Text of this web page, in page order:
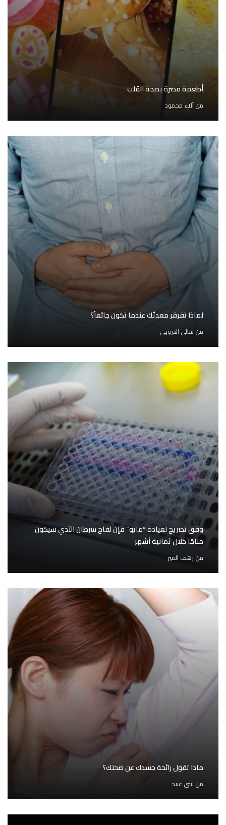
أطعمة مضرة بصحة القلب
منآلاء محمود
لماذا تقرقر معدتُك عندما تكون جائعاً؟
من سالي الدروبي
وفق تصريح لعيادة “مايو” فإن لقاح سرطان الثدي سيكون
متاحًا خلال ثمانية أشهر
من رهف المير
ماذا تقول رائحة جسدك عن صحتك؟
من لبنى عبيد